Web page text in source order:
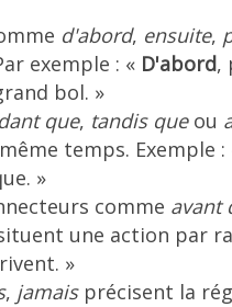
d'abord, ensuite,
exemple : « D'abord,
bol. »
que, tandis queou
temps. Exemple :
»
comme avant
une action par
»
, jamaisprécisent la